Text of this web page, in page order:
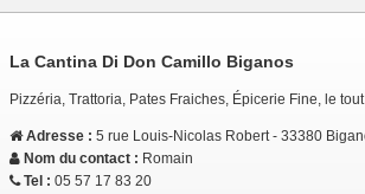
La Cantina Di Don Camillo Biganos
Pizzéria, Trattoria, Pates Fraiches, Épicerie Fine, le
Adresse : 5 rue Louis-Nicolas Robert - 33380
Nom du contact : Romain
Tel : 05 57 17 83 20